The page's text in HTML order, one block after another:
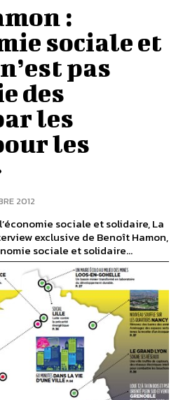
:
sociale et
pas
des
les
les
2012
sociale et solidaire, La
exclusive de Benoît Hamon,
sociale et solidaire...